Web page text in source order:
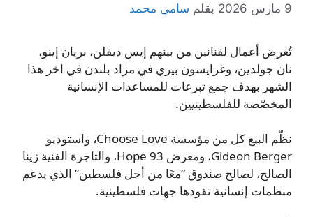
9 مارس 2026 بقلم سامي محمد
تُعرض أعمال لفنانين من بينهم إيس ديفلن، بريان إينو،
نان جولدين، وغرايسون بيري في مزاد بلندن في اخر هذا
الشهر بهدف جمع تبرعات للمساعدات الإنسانية
المخصّصة للفلسطينيين.
نظّم البيع كل من مؤسسة Choose Love، واستوديو
Gideon Berger، ومعرض Hope 93، والتاجرة الفنية زينا
الصالح، لصالح صندوق “معًا من أجل فلسطين” الذي يدعم
منظمات إنسانية تقودها جهات فلسطينية.